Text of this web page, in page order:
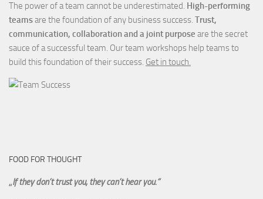
The power of a team cannot be underestimated. High-performing
teamsare the foundation of any business success. Trust,
communication, collaboration and a joint purpose are the secret
sauce of a successful team. Our team workshops help teams to
build this foundation of their success. Get in touch.
FOOD FOR THOUGHT
„If they don’t trust you, they can’t hear you.“